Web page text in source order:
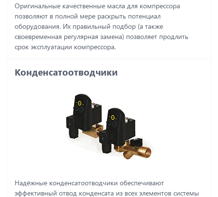
Оригинальные качественные масла для компрессора
позволяют в полной мере раскрыть потенциал
оборудования. Их правильный подбор (а также
своевременная регулярная замена) позволяет продлить
срок эксплуатации компрессора.
Конденсатоотводчики
Надёжные конденсатоотводчики обеспечивают
эффективный отвод конденсата из всех элементов системы